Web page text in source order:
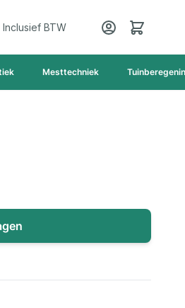
Inclusief BTW Cart
Mesttechniek